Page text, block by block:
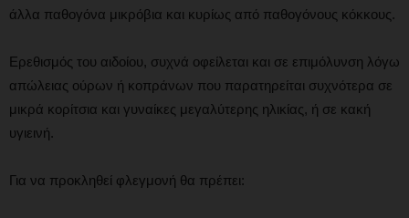
άλλα παθογόνα μικρόβια και κυρίως από παθογόνους κόκκους.
Ερεθισμός του αιδοίου, συχνά οφείλεται και σε επιμόλυνση λόγω
απώλειας ούρων ή κοπράνων που παρατηρείται συχνότερα σε
μικρά κορίτσια και γυναίκες μεγαλύτερης ηλικίας, ή σε κακή
υγιεινή.
Για να προκληθεί φλεγμονή θα πρέπει: